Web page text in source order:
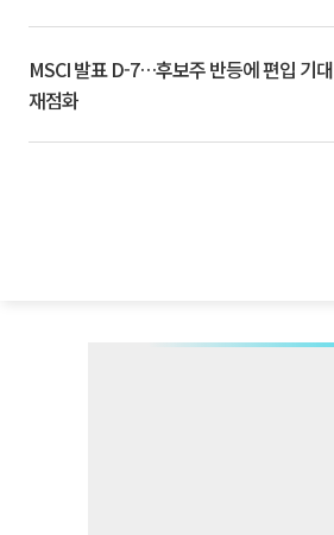
MSCI 발표 D-7…후보주 반등에 편입 기대
재점화